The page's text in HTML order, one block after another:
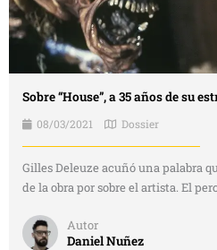
Sobre “House”, a 35 años de su
08/03/2021 Dossier
Gilles Deleuze acuñó una palabra
de la obra por sobre el artista. El
Autor
Daniel Nuñez